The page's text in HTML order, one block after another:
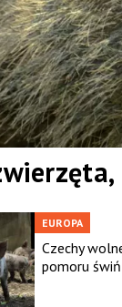
EUROPA
Czechy
pomoru